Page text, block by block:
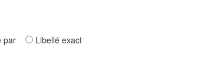
par Libellé exact